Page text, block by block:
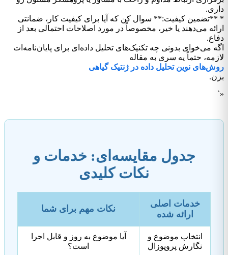
داری.
* **تضمین کیفیت:** سوال کن که آیا برای کیفیت کار، ضمانتی
ارائه می‌دهند یا خیر، مخصوصاً در مورد اصلاحات احتمالی بعد از
دفاع.
اگه می‌خوای بدونی چه تکنیک‌های تحلیل داده‌ای برای پایان‌نامه‌ات
لازمه، حتماً یه سری به مقاله
روش‌های نوین تحلیل داده در ژنتیک گیاهی
بزن.
«`
جدول مقایسه‌ای: خدمات و
نکات کلیدی
خدمات اصلی
ارائه شده
نکات مهم برای شما
انتخاب موضوع و
نگارش پروپوزال
آیا موضوع به روز و قابل اجرا
است؟